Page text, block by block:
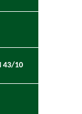
43/10